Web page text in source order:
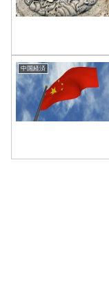
中国経済